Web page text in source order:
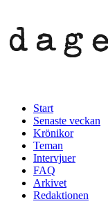
Start
Senaste veckan
Krönikor
Teman
Intervjuer
FAQ
Arkivet
Redaktionen